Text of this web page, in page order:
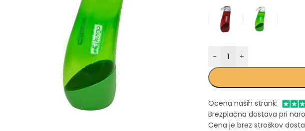
- +
Ocena naših strank:
Brezplačna dostava pri
Cena je brez stroškov